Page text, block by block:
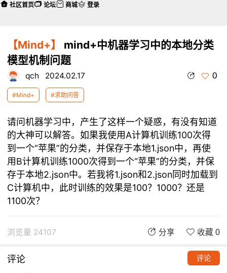
【Mind+】
mind+中机器学习中的本地分类
模型机制问题
qch 2024.02.17 0
#Mind+ #求助问答
请问机器学习中，产生了这样一个疑惑，有没有知道
的大神可以解答。如果我使用A计算机训练100次得
到一个“苹果”的分类，并保存于本地1.json中，再使
用B计算机训练1000次得到一个“苹果”的分类，并保
存于本地2.json中。若我将1.json和2.json同时加载到
C计算机中，此时训练的效果是100？1000？还是
1100次？
浏览量 24107 分享 收藏 0
评论 评论
社区首页 论坛 商城 登录